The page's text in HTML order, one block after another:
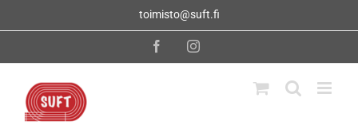
toimisto@suft.fi
FacebookInstagram